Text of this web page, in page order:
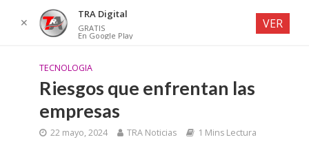
TECNOLOGIA
Riesgos que enfrentan las
empresas
22 mayo, 2024 TRA Noticias 1 Mins Lectura
✕
TRA Digital
GRATIS
En Google Play
VER